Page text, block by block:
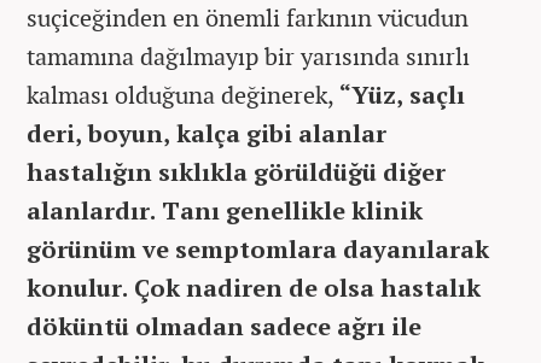
suçiceğinden en önemli farkının vücudun
tamamına dağılmayıp bir yarısında sınırlı
kalması olduğuna değinerek, “Yüz, saçlı
deri, boyun, kalça gibi alanlar
hastalığın sıklıkla görüldüğü diğer
alanlardır. Tanı genellikle klinik
görünüm ve semptomlara dayanılarak
konulur. Çok nadiren de olsa hastalık
döküntü olmadan sadece ağrı ile